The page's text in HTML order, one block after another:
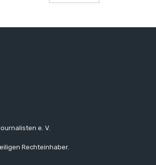
e. V.
Rechteinhaber.